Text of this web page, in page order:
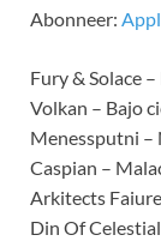
LINK
Abonneer:
Fury & Solace
Volkan – Bajo
Menessputni –
Caspian –
Arkitects
Din Of